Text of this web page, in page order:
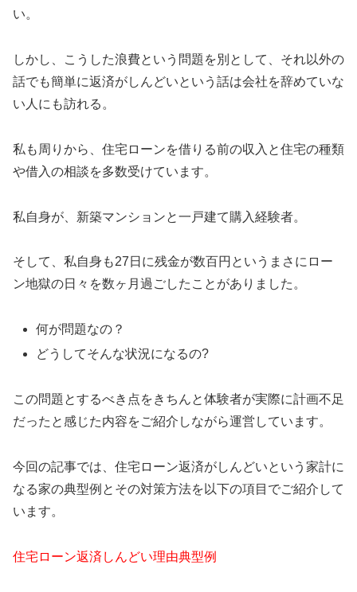
い。
しかし、こうした浪費という問題を別として、それ以外の
話でも簡単に返済がしんどいという話は会社を辞めていな
い人にも訪れる。
私も周りから、住宅ローンを借りる前の収入と住宅の種類
や借入の相談を多数受けています。
私自身が、新築マンションと一戸建て購入経験者。
そして、私自身も27日に残金が数百円というまさにロー
ン地獄の日々を数ヶ月過ごしたことがありました。
何が問題なの？
どうしてそんな状況になるの?
この問題とするべき点をきちんと体験者が実際に計画不足
だったと感じた内容をご紹介しながら運営しています。
今回の記事では、住宅ローン返済がしんどいという家計に
なる家の典型例とその対策方法を以下の項目でご紹介して
います。
住宅ローン返済しんどい理由典型例